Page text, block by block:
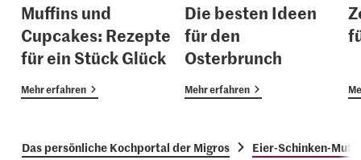
Muffins und
Cupcakes: Rezepte
für ein Stück Glück
Mehr erfahren
Die besten Ideen
für den
Osterbrunch
Mehr erfahren
Das persönliche Kochportal der Migros Eier-Schinken-